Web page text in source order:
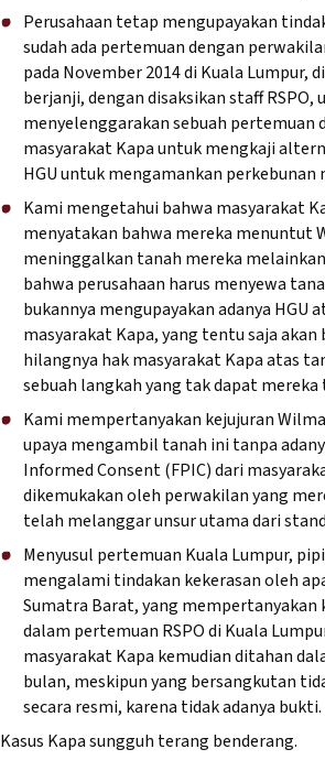
Perusahaan tetap mengupayakan
sudah ada pertemuan dengan
pada November 2014 di Kuala Lumpur,
berjanji, dengan disaksikan staff RSPO,
menyelenggarakan sebuah pertemuan
masyarakat Kapa untuk mengkaji
HGU untuk mengamankan perkebunan
Kami mengetahui bahwa masyarakat
menyatakan bahwa mereka menuntut
meninggalkan tanah mereka melainkan
bahwa perusahaan harus menyewa
bukannya mengupayakan adanya HGU
masyarakat Kapa, yang tentu saja akan
hilangnya hak masyarakat Kapa atas
sebuah langkah yang tak dapat
Kami mempertanyakan kejujuran
upaya mengambil tanah ini tanpa
Informed Consent (FPIC) dari
dikemukakan oleh perwakilan yang
telah melanggar unsur utama dari
Menyusul pertemuan Kuala Lumpur,
mengalami tindakan kekerasan oleh
Sumatra Barat, yang mempertanyakan
dalam pertemuan RSPO di Kuala
masyarakat Kapa kemudian ditahan
bulan, meskipun yang bersangkutan
secara resmi, karena tidak adanya bukti.
Kasus Kapa sungguh terang benderang.